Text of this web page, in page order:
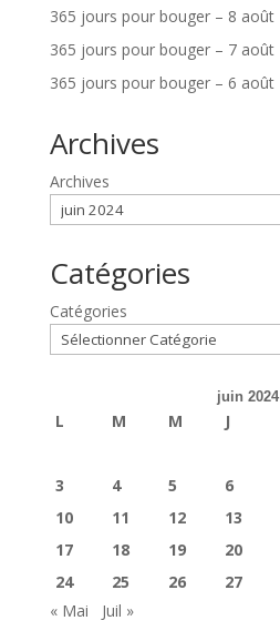
365 jours pour bouger – 8 août
365 jours pour bouger – 7 août
365 jours pour bouger – 6 août
Archives
Archives
Catégories
Catégories
juin 2024
L M M J
3
4 5 6
10
11 12 13
17
18 19 20
24
25 26 27
« Mai
Juil »